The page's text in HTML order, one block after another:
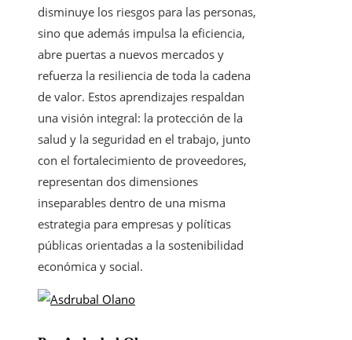
disminuye los riesgos para las personas,
sino que además impulsa la eficiencia,
abre puertas a nuevos mercados y
refuerza la resiliencia de toda la cadena
de valor. Estos aprendizajes respaldan
una visión integral: la protección de la
salud y la seguridad en el trabajo, junto
con el fortalecimiento de proveedores,
representan dos dimensiones
inseparables dentro de una misma
estrategia para empresas y políticas
públicas orientadas a la sostenibilidad
económica y social.